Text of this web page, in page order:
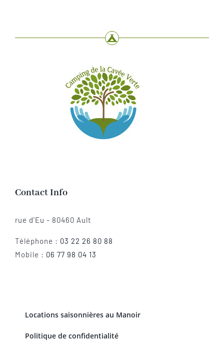
Contact Info
rue d'Eu - 80460 Ault
Téléphone : 03 22 26 80 88
Mobile : 06 77 98 04 13
Locations saisonnières au Manoir
Politique de confidentialité